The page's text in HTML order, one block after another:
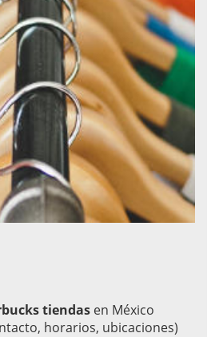
tiendas en México
horarios, ubicaciones)